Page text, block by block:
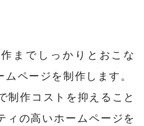
までしっかりとおこな
ページを制作します。
制作コストを抑えること
ィの高いホームページを